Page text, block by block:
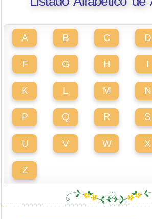
A B C D
F G H I
K L M N
P Q R S
U V W X
Z